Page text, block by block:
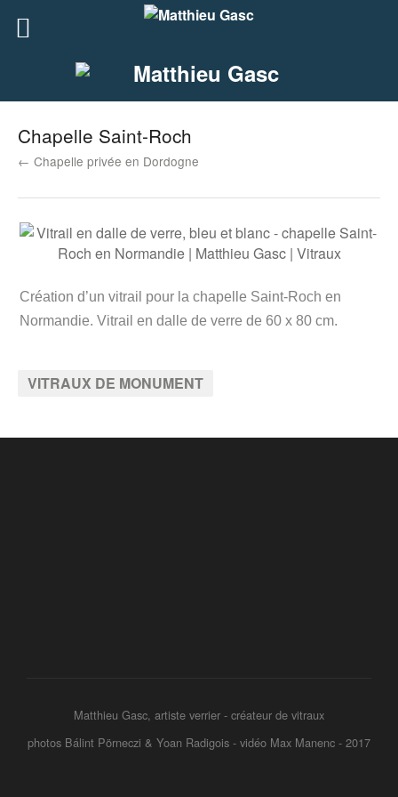
Chapelle Saint-Roch
← Chapelle privée en Dordogne
Création d’un vitrail pour la chapelle Saint-Roch en
Normandie. Vitrail en dalle de verre de 60 x 80 cm.
VITRAUX DE MONUMENT
Matthieu Gasc, artiste verrier - créateur de vitraux
photos Bálint Pörneczi & Yoan Radigois - vidéo Max Manenc - 2017